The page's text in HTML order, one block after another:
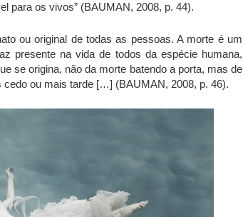
para os vivos” (BAUMAN, 2008, p. 44).
ou original de todas as pessoas. A morte é um
presente na vida de todos da espécie humana,
se origina, não da morte batendo a porta, mas de
ou mais tarde […] (BAUMAN, 2008, p. 46).